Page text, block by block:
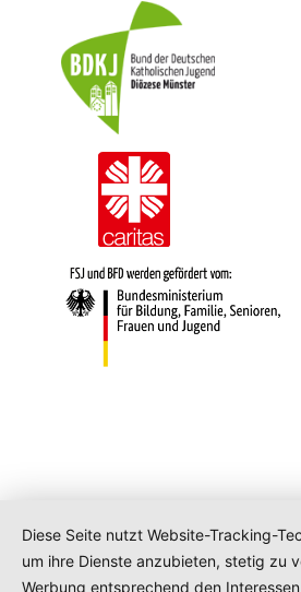
Diese Seite nutzt Website-Tracking-
um ihre Dienste anzubieten, stetig zu
Werbung entsprechend den